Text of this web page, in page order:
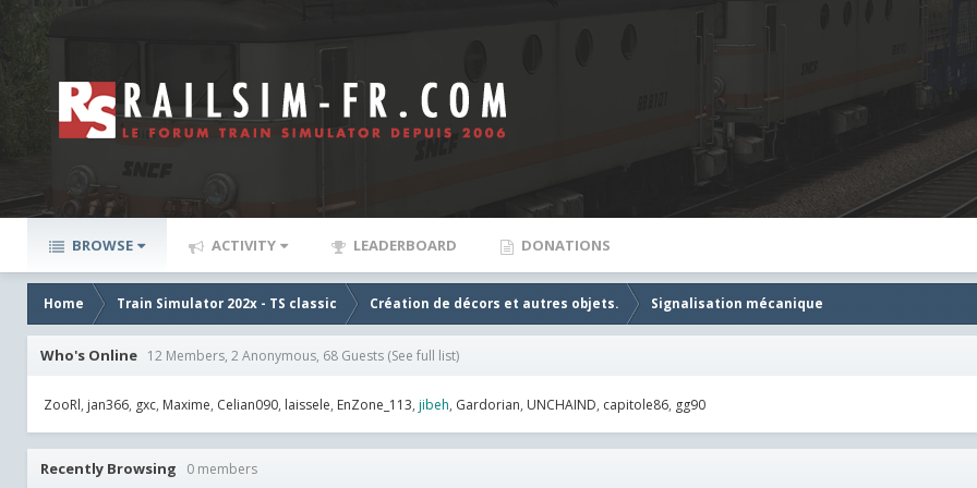
BROWSE ACTIVITY LEADERBOARD DONATIONS
Home Train Simulator 202x - TS classic Création de décors et autres objets. Signalisation mécanique
Who's Online 12 Members, 2 Anonymous, 68 Guests (See full list)
ZooRl jan366 gxc Maxime Celian090 laissele EnZone_113 jibeh Gardorian UNCHAIND capitole86 gg90
Recently Browsing 0 members